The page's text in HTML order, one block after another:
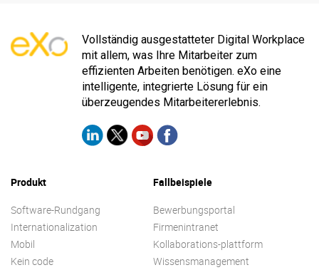
Vollständig ausgestatteter Digital Workplace
mit allem, was Ihre Mitarbeiter zum
effizienten Arbeiten benötigen. eXo eine
intelligente, integrierte Lösung für ein
überzeugendes Mitarbeitererlebnis.
Produkt
Software-Rundgang
Internationalization
Mobil
Kein code
Fallbeispiele
Bewerbungsportal
Firmenintranet
Kollaborations-plattform
Wissensmanagement